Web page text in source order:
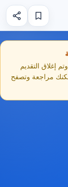
إغلاق التقديم
مراجعة وتصفح